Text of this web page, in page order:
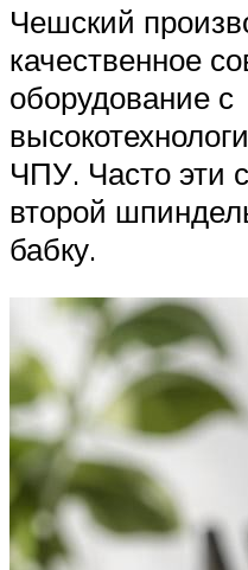
Чешский
качественное
оборудование с
ЧПУ. Часто эти
второй
бабку.